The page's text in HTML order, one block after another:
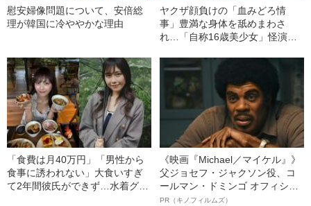
慰安婦像問題について、安倍総
理が韓国に冷ややかな理由
ヤクザ顔負けの「血みどろ情
事」豊満な身体を舐めまわさ
れ…「自称16歳美少女」怪演
ぎる“熟れ方”
「食費は月40万円」「男性から
食事に誘われない」大食いすぎ
て2年間彼氏ができず…水着グラ
《映画『Michael／マイケル』》
父ジョセフ・ジャクソン役、コ
ールマン・ドミンゴ オフィシャ
ルインタビュー“観客を魅了した
PR（キノフィルムズ）